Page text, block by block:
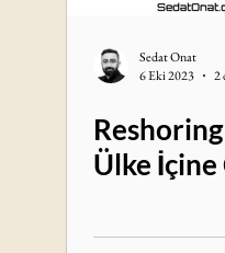
Sedat Onat
6 Eki 2023
2
Ülke